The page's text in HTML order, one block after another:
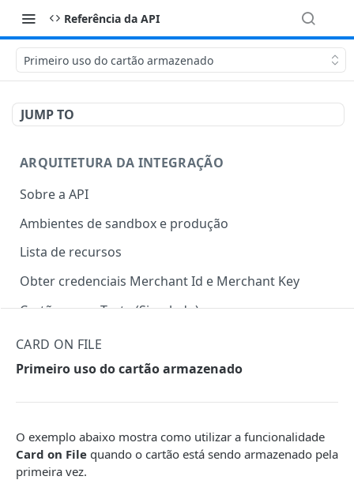
Referência da API
Primeiro uso do cartão armazenado
JUMP TO
ARQUITETURA DA INTEGRAÇÃO
Sobre a API
Ambientes de sandbox e produção
Lista de recursos
Obter credenciais Merchant Id e Merchant Key
Cartões para Teste (Simulado)
Verifycard pelo token do cartão (Cartão Protegido)
CARD ON FILE
Primeiro uso do cartão armazenado
O exemplo abaixo mostra como utilizar a funcionalidade
Card on File quando o cartão está sendo armazenado pela
primeira vez.